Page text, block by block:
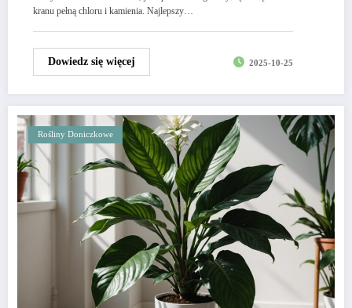
kranu pełną chloru i kamienia. Najlepszy…
Dowiedz się więcej 2025-10-25
Rośliny Doniczkowe